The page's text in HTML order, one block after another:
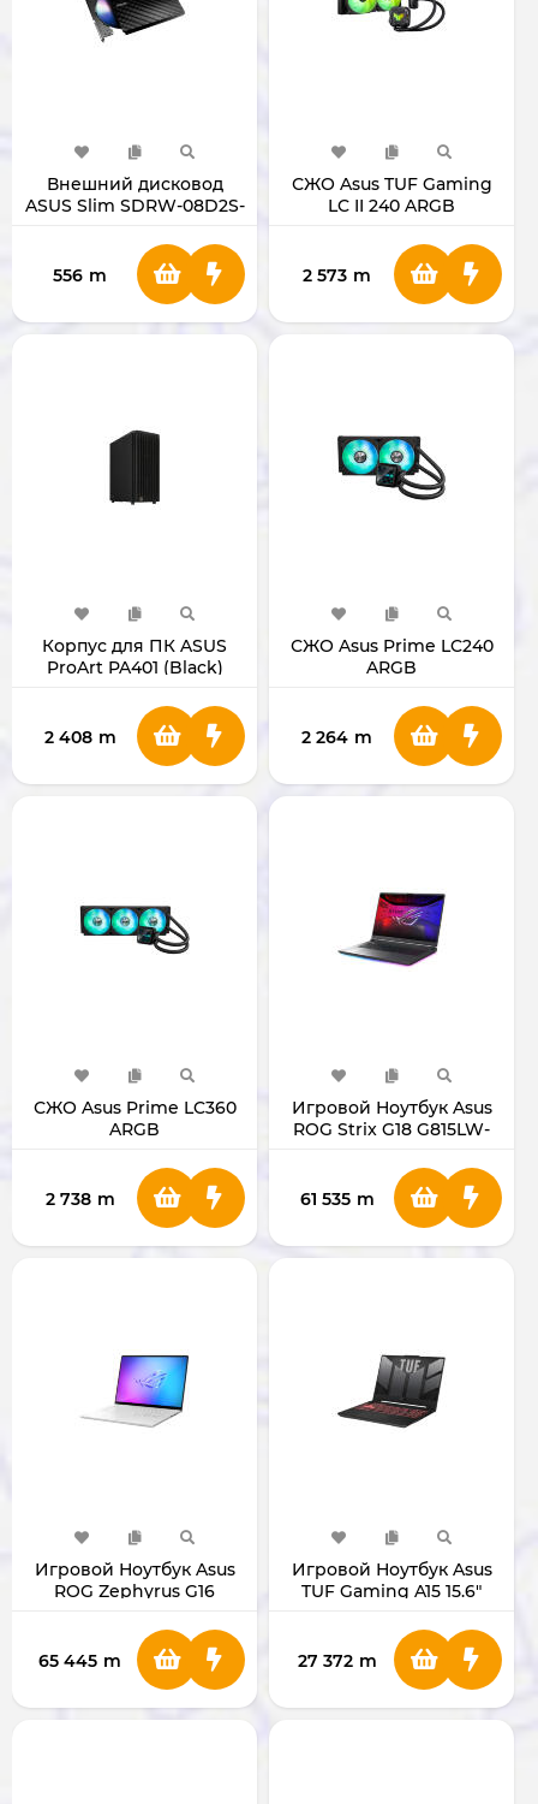
Внешний дисковод
ASUS Slim SDRW-08D2S-
556 m
СЖО Asus TUF Gaming
LC II 240 ARGB
2 573 m
Корпус для ПК ASUS
ProArt PA401 (Black)
2 408 m
СЖО Asus Prime LC240
ARGB
2 264 m
СЖО Asus Prime LC360
ARGB
2 738 m
Игровой Ноутбук Asus
ROG Strix G18 G815LW-
61 535 m
Игровой Ноутбук Asus
ROG Zephyrus G16
U9/RTX5080 (White)
65 445 m
Игровой Ноутбук Asus
TUF Gaming A15 15.6"
4070
27 372 m